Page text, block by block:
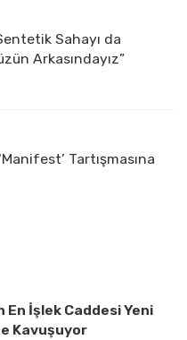
Sahayı da
Arkasındayız”
Tartışmasına
En İşlek Caddesi Yeni
Kavuşuyor